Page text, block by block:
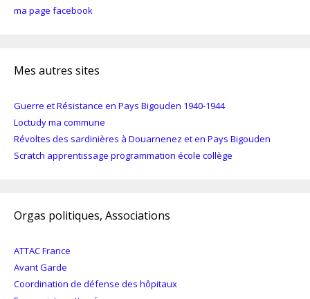
ma page facebook
Mes autres sites
Guerre et Résistance en Pays Bigouden 1940-1944
Loctudy ma commune
Révoltes des sardinières à Douarnenez et en Pays Bigouden
Scratch apprentissage programmation école collège
Orgas politiques, Associations
ATTAC France
Avant Garde
Coordination de défense des hôpitaux